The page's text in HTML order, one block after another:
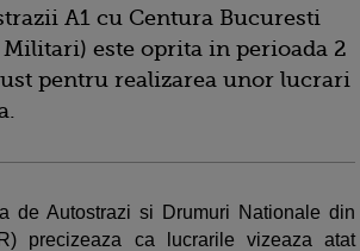
A1 cu Centura Bucuresti
este oprita in perioada 2
pentru realizarea unor lucrari
de Autostrazi si Drumuri Nationale din
precizeaza ca lucrarile vizeaza atat